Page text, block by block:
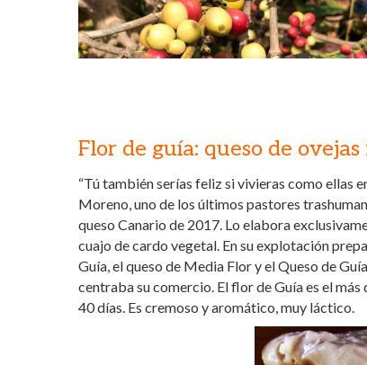
Flor de guía: queso de
“Tú también serías feliz si vivieras como ellas
Moreno, uno de los últimos pastores
queso Canario de 2017. Lo elabora
cuajo de cardo vegetal. En su explotación
Guía, el queso de Media Flor y el Queso de
centraba su comercio. El flor de Guía es el
40 días. Es cremoso y aromático, muy láctico.